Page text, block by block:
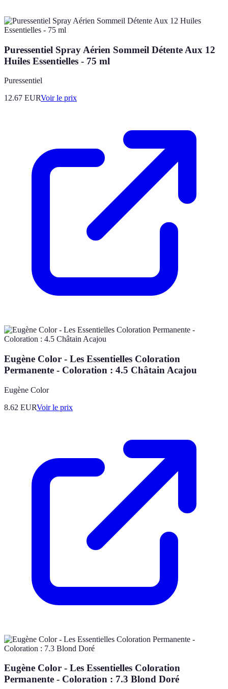
Puressentiel Spray Aérien Sommeil Détente Aux 12
Huiles Essentielles - 75 ml
Puressentiel
12.67 EURVoir le prix
Eugène Color - Les Essentielles Coloration
Permanente - Coloration : 4.5 Châtain Acajou
Eugène Color
8.62 EURVoir le prix
Eugène Color - Les Essentielles Coloration
Permanente - Coloration : 7.3 Blond Doré